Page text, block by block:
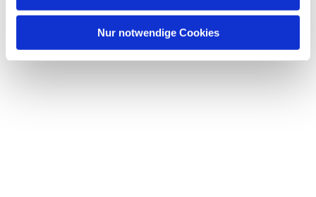
Nur notwendige Cookies